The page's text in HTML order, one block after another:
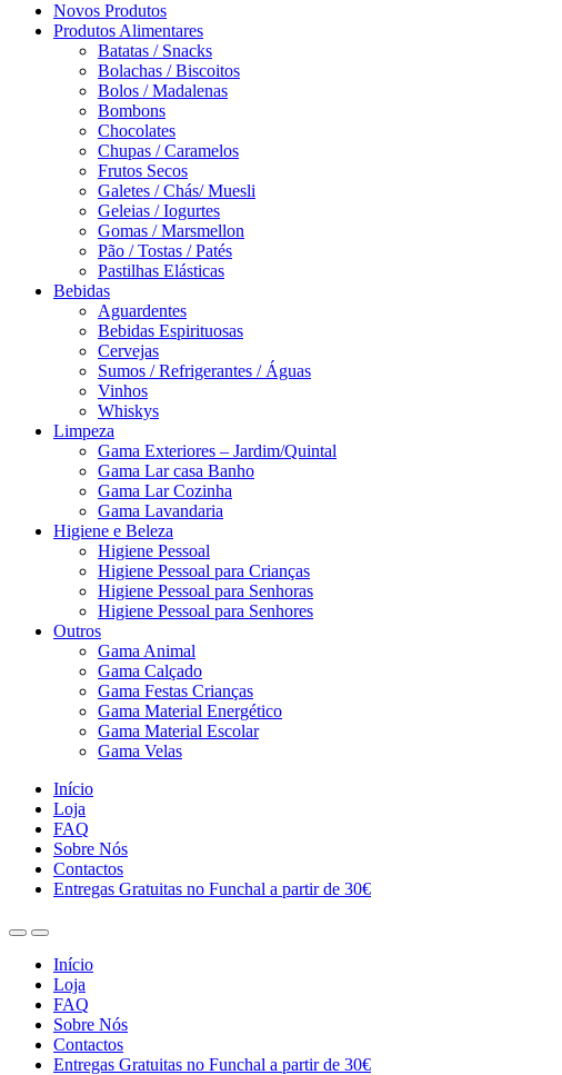
Novos Produtos
Produtos Alimentares
Batatas / Snacks
Bolachas / Biscoitos
Bolos / Madalenas
Bombons
Chocolates
Chupas / Caramelos
Frutos Secos
Galetes / Chás/ Muesli
Geleias / Iogurtes
Gomas / Marsmellon
Pão / Tostas / Patés
Pastilhas Elásticas
Bebidas
Aguardentes
Bebidas Espirituosas
Cervejas
Sumos / Refrigerantes / Águas
Vinhos
Whiskys
Limpeza
Gama Exteriores – Jardim/Quintal
Gama Lar casa Banho
Gama Lar Cozinha
Gama Lavandaria
Higiene e Beleza
Higiene Pessoal
Higiene Pessoal para Crianças
Higiene Pessoal para Senhoras
Higiene Pessoal para Senhores
Outros
Gama Animal
Gama Calçado
Gama Festas Crianças
Gama Material Energético
Gama Material Escolar
Gama Velas
Início
Loja
FAQ
Sobre Nós
Contactos
Entregas Gratuitas no Funchal a partir de 30€
Início
Loja
FAQ
Sobre Nós
Contactos
Entregas Gratuitas no Funchal a partir de 30€